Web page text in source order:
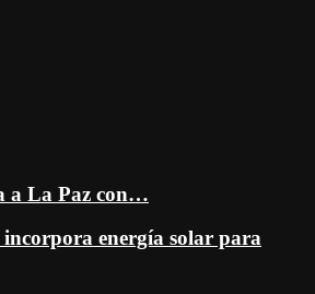
a La Paz con…
energía solar para